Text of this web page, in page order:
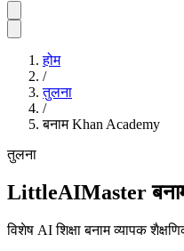
होम
/
तुलना
/
बनाम Khan Academy
तुलना
LittleAIMaster
विशेष AI शिक्षा बनाम व्यापक